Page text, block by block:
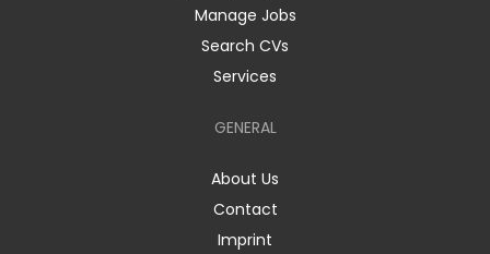
Manage Jobs
Search CVs
Services
GENERAL
About Us
Contact
Imprint